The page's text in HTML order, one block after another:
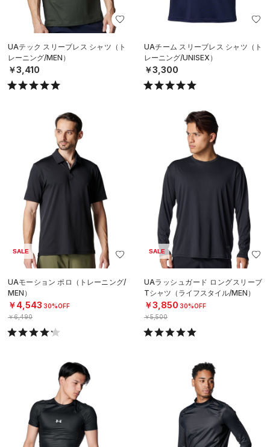
UAテック スリーブレス シャツ（ト
レーニング/MEN）
￥3,410
UAチーム スリーブレス シャツ（ト
レーニング/UNISEX）
￥3,300
SALE
UAモーション ポロ（トレーニング/
MEN）
￥4,543 30%OFF
￥6,490
SALE
UAラッシュガード ロングスリーブ
Tシャツ（ライフスタイル/MEN）
￥3,850 30%OFF
￥5,500